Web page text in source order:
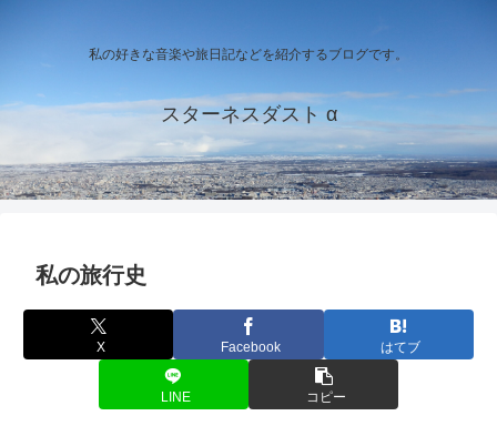
私の好きな音楽や旅日記などを紹介するブログです。
スターネスダスト α
私の旅行史
X Facebook はてブ
LINE コピー